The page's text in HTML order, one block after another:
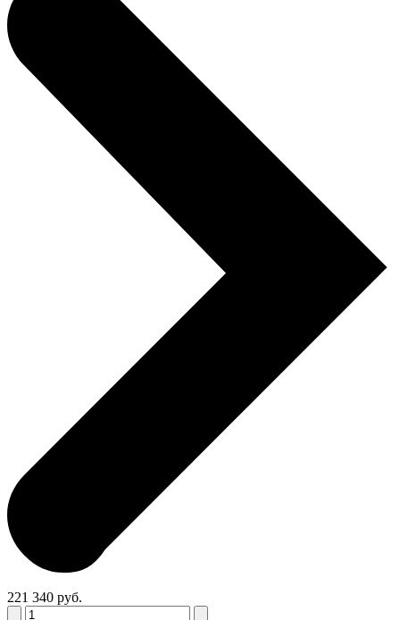
221 340 руб.